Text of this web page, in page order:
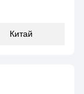
Китай